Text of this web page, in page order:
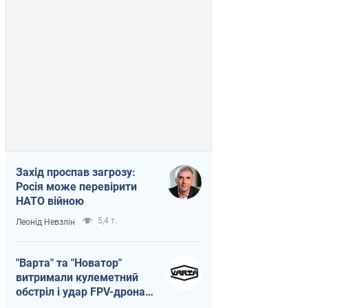
Захід проспав загрозу:
Росія може перевірити
НАТО війною
Леонід Невзлін 5,4 т.
"Варта" та "Новатор"
витримали кулеметний
обстріл і удар FPV-дрона,